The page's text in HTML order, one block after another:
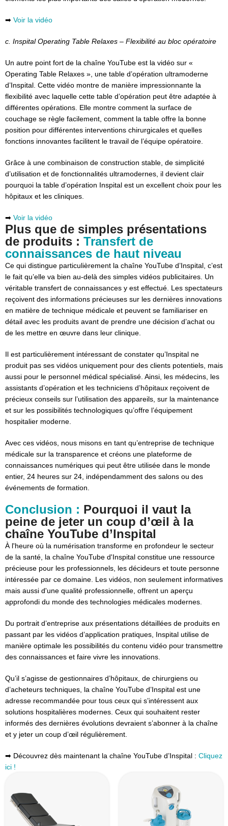
➡ Voir la vidéo
c. Inspital Operating Table Relaxes – Flexibilité au bloc opératoire
Un autre point fort de la chaîne YouTube est la vidéo sur «
Operating Table Relaxes », une table d’opération ultramoderne
d’Inspital. Cette vidéo montre de manière impressionnante la
flexibilité avec laquelle cette table d’opération peut être adaptée à
différentes opérations. Elle montre comment la surface de
couchage se règle facilement, comment la table offre la bonne
position pour différentes interventions chirurgicales et quelles
fonctions innovantes facilitent le travail de l’équipe opératoire.
Grâce à une combinaison de construction stable, de simplicité
d’utilisation et de fonctionnalités ultramodernes, il devient clair
pourquoi la table d’opération Inspital est un excellent choix pour les
hôpitaux et les cliniques.
➡ Voir la vidéo
Plus que de simples présentations
de produits : Transfert de
connaissances de haut niveau
Ce qui distingue particulièrement la chaîne YouTube d’Inspital, c’est
le fait qu’elle va bien au-delà des simples vidéos publicitaires. Un
véritable transfert de connaissances y est effectué. Les spectateurs
reçoivent des informations précieuses sur les dernières innovations
en matière de technique médicale et peuvent se familiariser en
détail avec les produits avant de prendre une décision d’achat ou
de les mettre en œuvre dans leur clinique.
Il est particulièrement intéressant de constater qu’Inspital ne
produit pas ses vidéos uniquement pour des clients potentiels, mais
aussi pour le personnel médical spécialisé. Ainsi, les médecins, les
assistants d’opération et les techniciens d’hôpitaux reçoivent de
précieux conseils sur l’utilisation des appareils, sur la maintenance
et sur les possibilités technologiques qu’offre l’équipement
hospitalier moderne.
Avec ces vidéos, nous misons en tant qu’entreprise de technique
médicale sur la transparence et créons une plateforme de
connaissances numériques qui peut être utilisée dans le monde
entier, 24 heures sur 24, indépendamment des salons ou des
événements de formation.
Conclusion : Pourquoi il vaut la
peine de jeter un coup d’œil à la
chaîne YouTube d’Inspital
À l'heure où la numérisation transforme en profondeur le secteur
de la santé, la chaîne YouTube d'Inspital constitue une ressource
précieuse pour les professionnels, les décideurs et toute personne
intéressée par ce domaine. Les vidéos, non seulement informatives
mais aussi d'une qualité professionnelle, offrent un aperçu
approfondi du monde des technologies médicales modernes.
Du portrait d’entreprise aux présentations détaillées de produits en
passant par les vidéos d’application pratiques, Inspital utilise de
manière optimale les possibilités du contenu vidéo pour transmettre
des connaissances et faire vivre les innovations.
Qu’il s’agisse de gestionnaires d’hôpitaux, de chirurgiens ou
d’acheteurs techniques, la chaîne YouTube d’Inspital est une
adresse recommandée pour tous ceux qui s’intéressent aux
solutions hospitalières modernes. Ceux qui souhaitent rester
informés des dernières évolutions devraient s’abonner à la chaîne
et y jeter un coup d’œil régulièrement.
➡ Découvrez dès maintenant la chaîne YouTube d’Inspital : Cliquez
ici !